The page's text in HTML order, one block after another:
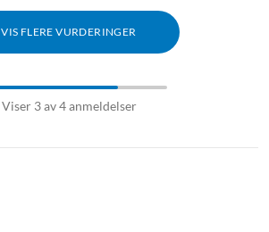
VIS FLERE VURDERINGER
Viser 3 av 4 anmeldelser